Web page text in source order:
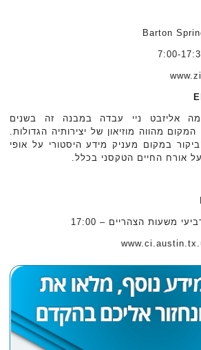
אליזבט ניי עבדה במבנה זה בשנים
מהווה מוזיאון של יצירותיה הגדולות.
במקום מעניק מידע היסטורי על אופי
אורח החיים הטקסני בכלל.
משעות הצהריים – 17:00